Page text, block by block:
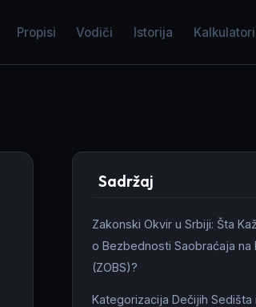
Propisi Vodiči Istorija Kalkulatori
Sadržaj
Zakonski Okvir u Srbiji: Šta
o Bezbednosti Saobraćaja na
(ZOBS)?
Kategorizacija Dečijih Sedišta